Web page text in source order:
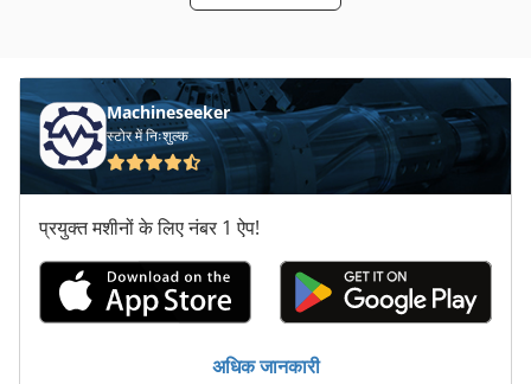
हाइड्रोलिक पंप 200 बार
Machineseeker
स्टोर में निःशुल्क
प्रयुक्त मशीनों के लिए नंबर 1 ऐप!
अधिक जानकारी